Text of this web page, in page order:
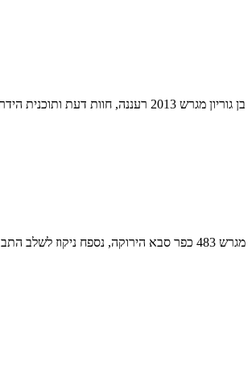
בן גוריון מגרש 2013 רעננה, חוות דעת ותוכנית הידרולוגית לניהול מי נגר
מגרש 483 כפר סבא הירוקה, נספח ניקוז לשלב התב"ע